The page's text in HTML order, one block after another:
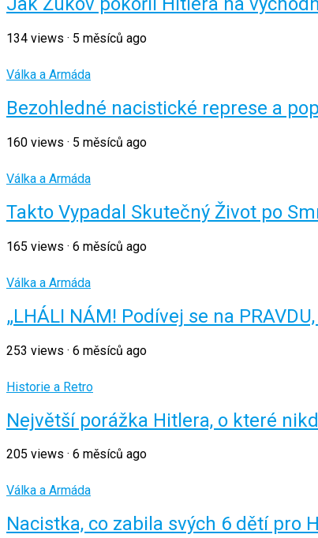
134 views · 5 měsíců ago
Válka a Armáda
Bezohledné nacistické represe a
160 views · 5 měsíců ago
Válka a Armáda
Takto Vypadal Skutečný Život po
165 views · 6 měsíců ago
Válka a Armáda
„LHÁLI NÁM! Podívej se na
253 views · 6 měsíců ago
Historie a Retro
Největší porážka Hitlera, o které
205 views · 6 měsíců ago
Válka a Armáda
Nacistka, co zabila svých 6 dětí pro